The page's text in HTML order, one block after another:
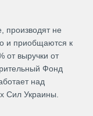
производят не
и приобщаются к
от выручки от
Фонд
над
Сил Украины.